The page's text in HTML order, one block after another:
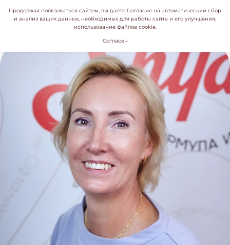
Продолжая пользоваться сайтом, вы даёте Согласие на автоматический сбор
и анализ ваших данных, необходимых для работы сайта и его улучшения,
использование файлов cookie.
Согласен